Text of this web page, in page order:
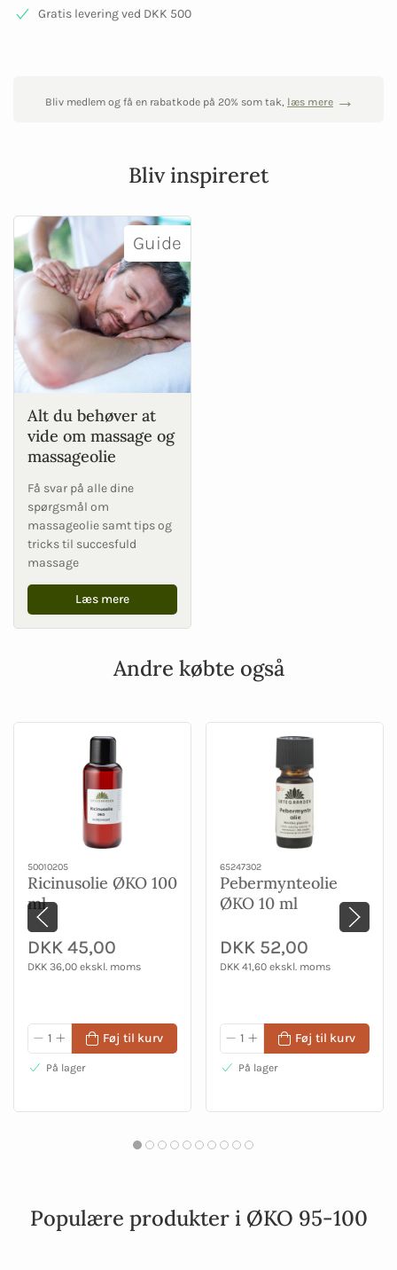
Gratis levering ved DKK 500
Bliv medlem og få en rabatkode på 20% som tak, læs mere
Bliv inspireret
Guide
Alt du behøver at
vide om massage og
massageolie
Få svar på alle dine
spørgsmål om
massageolie samt tips og
tricks til succesfuld
massage
Læs mere
Andre købte også
50010205
Ricinusolie ØKO 100
ml
DKK 45,00
DKK 36,00 ekskl. moms
Føj til kurv
På lager
65247302
Pebermynteolie
ØKO 10 ml
DKK 52,00
DKK 41,60 ekskl. moms
Føj til kurv
På lager
Populære produkter i ØKO 95-100